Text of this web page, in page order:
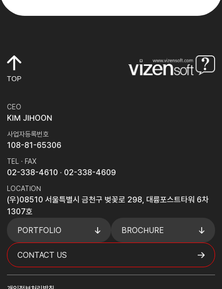
TOP
CEO
KIM JIHOON
사업자등록번호
108-81-65306
TEL · FAX
02-338-4610 · 02-338-4609
LOCATION
(우)08510 서울특별시 금천구 벚꽃로 298, 대륭포스트타워 6차
1307호
PORTFOLIO
BROCHURE
CONTACT US